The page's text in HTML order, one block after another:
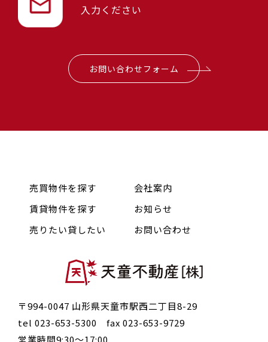
入力ください
お問い合わせフォーム
売買物件を探す
賃貸物件を探す
売りたい貸したい
会社案内
お知らせ
お問い合わせ
〒994-0047 山形県天童市駅西二丁目8-29
tel 023-653-5300 fax 023-653-9729
営業時間9:30〜17:00